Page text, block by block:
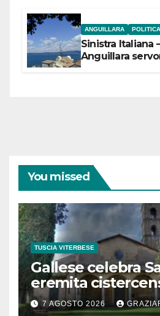
ANGUILLARA POLITICA
Sinistra Italiana
Anguillara
You missed
TUSCIA VITERBESE
Gallese celebra
eremita
secolo
7 AGOSTO 2026